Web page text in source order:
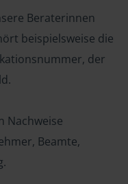
Beraterinnen
beispielsweise die
der
Nachweise
Beamte,